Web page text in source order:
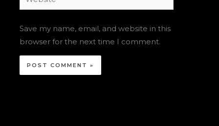
Save my name, email, and website in this
browser for the next time I comment.